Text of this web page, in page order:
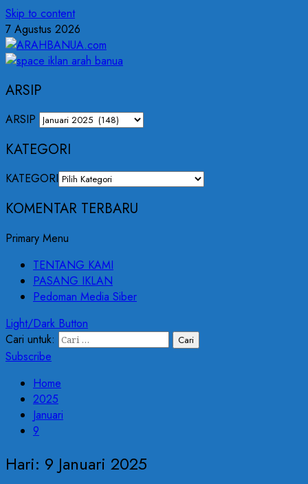
Skip to content
7 Agustus 2026
ARSIP
ARSIP
KATEGORI
KATEGORI
KOMENTAR TERBARU
Primary Menu
TENTANG KAMI
PASANG IKLAN
Pedoman Media Siber
Light/Dark Button
Cari untuk:
Subscribe
Home
2025
Januari
9
Hari: 9 Januari 2025